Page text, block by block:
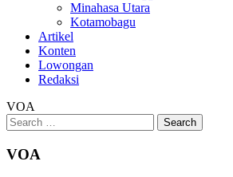
Minahasa Utara
Kotamobagu
Artikel
Konten
Lowongan
Redaksi
VOA
Search
for:
VOA